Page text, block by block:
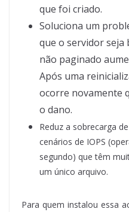
que foi criado.
Soluciona um
que o servidor
não paginado
Após uma
ocorre novamente
o dano.
Reduz a sobrecarga
cenários de IOPS
segundo) que têm
um único arquivo.
Para quem instalou essa